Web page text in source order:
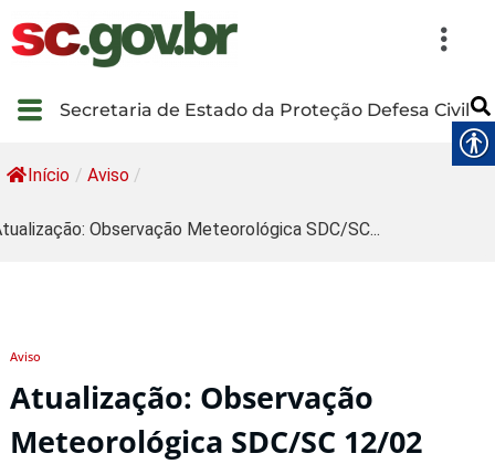
Secretaria de Estado da Proteção Defesa Civil
Início / Aviso /
Observação Meteorológica SDC/SC...
Aviso
Atualização: Observação
Meteorológica SDC/SC 12/02